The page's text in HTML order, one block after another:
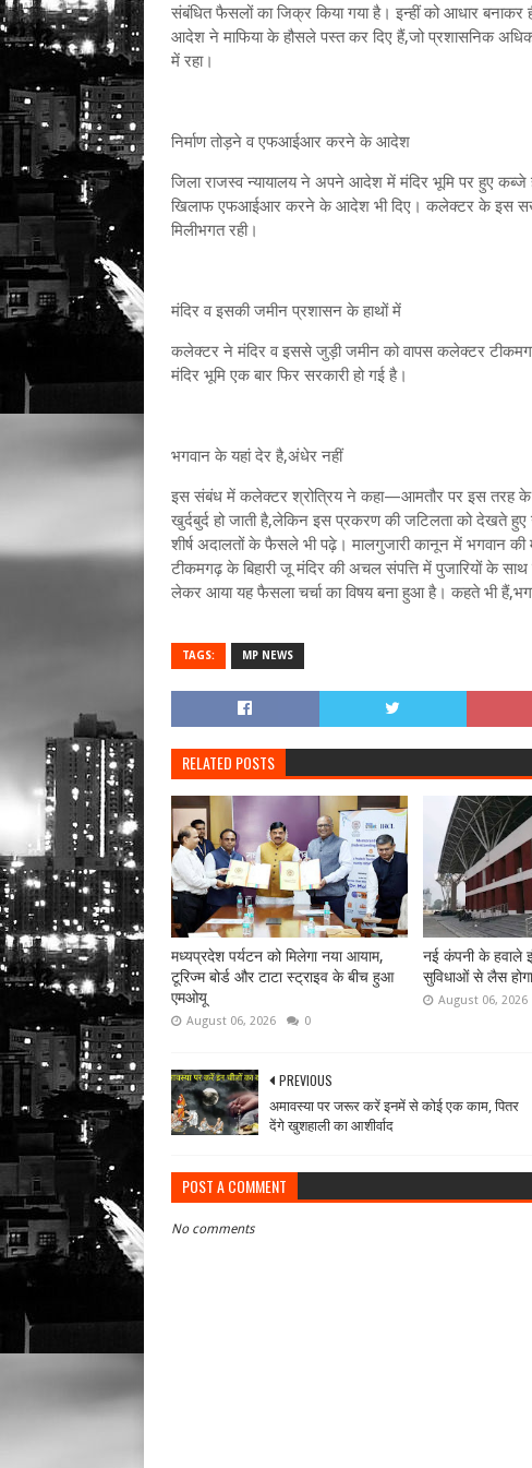
संबंधित फैसलों का जिक्र किया गया है। इन्हीं को आधार
आदेश ने माफिया के हौसले पस्त कर दिए हैं,जो प्रशासनिक
में रहा।
निर्माण तोड़ने व एफआईआर करने के आदेश
जिला राजस्व न्यायालय ने अपने आदेश में मंदिर भूमि पर हुए
खिलाफ एफआईआर करने के आदेश भी दिए। कलेक्टर के इस
मिलीभगत रही।
मंदिर व इसकी जमीन प्रशासन के हाथों में
कलेक्टर ने मंदिर व इससे जुड़ी जमीन को वापस ​कलेक्टर
मंदिर भूमि एक बार फिर सरकारी हो गई है।
भगवान के यहां देर है,अंधेर नहीं
इस संबंध में कलेक्टर श्रोत्रिय ने कहा—आमतौर पर इस तरह के
खुर्दबुर्द हो जाती है,लेकिन इस प्रकरण की जटिलता को देखते
शीर्ष अदालतों के फैसले भी पढ़े। मालगुजारी कानून में भगवान की
टीकमगढ़ के बिहारी जू मंदिर की अचल संपत्ति में पुजारियों के साथ
लेकर आया यह फैसला चर्चा का विषय बना हुआ है। कहते भी
TAGS: MP NEWS
RELATED POSTS
मध्यप्रदेश पर्यटन को मिलेगा नया आयाम,
टूरिज्म बोर्ड और टाटा स्ट्राइव के बीच हुआ
एमओयू
August 06, 2026 0
नई कंपनी के हवाले
सुविधाओं से लैस
August 06, 2026
PREVIOUS
अमावस्या पर जरूर करें इनमें से कोई एक काम, पितर
देंगे खुशहाली का आशीर्वाद
POST A COMMENT
No comments